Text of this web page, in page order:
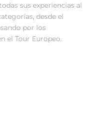
sus experiencias al
desde el
por los
el Tour Europeo.